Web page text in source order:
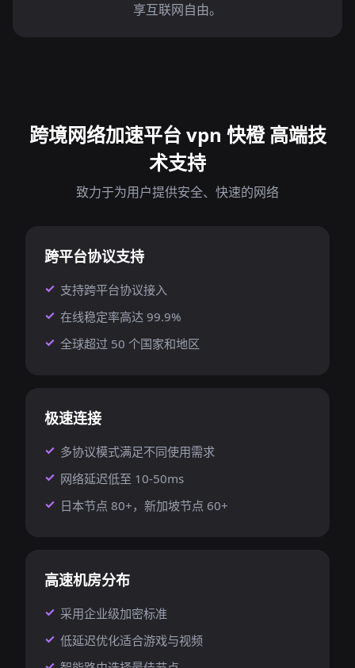
享互联网自由。
跨境网络加速平台 vpn 快橙 高端技
术支持
致力于为用户提供安全、快速的网络
跨平台协议支持
支持跨平台协议接入
在线稳定率高达 99.9%
全球超过 50 个国家和地区
极速连接
多协议模式满足不同使用需求
网络延迟低至 10-50ms
日本节点 80+，新加坡节点 60+
高速机房分布
采用企业级加密标准
低延迟优化适合游戏与视频